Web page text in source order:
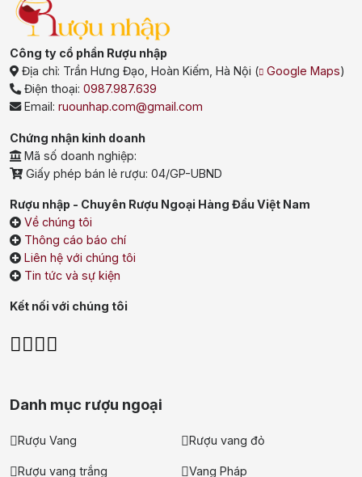
Rượu Vang Ý
Rượu Vang Đỏ
Rượu Vang Trắng
Blended Scotch Whisky
Single Malt Scotch Whisky
Whiskey Mỹ Whisky Nhật
Vodka
Thương hiệu nổi bật
Chivas
Danzka
Công ty cổ phần Rượu nhập
Địa chỉ: Trần Hưng Đạo, Hoàn Kiếm, Hà Nội ( Google Maps)
Điện thoại:0987.987.639
Email:ruounhap.com@gmail.com
Chứng nhận kinh doanh
Mã số doanh nghiệp:
Giấy phép bán lẻ rượu: 04/GP-UBND
Rượu nhập - Chuyên Rượu Ngoại Hàng Đầu Việt Nam
Về chúng tôi
Thông cáo báo chí
Liên hệ với chúng tôi
Tin tức và sự kiện
Kết nối với chúng tôi
Danh mục rượu ngoại
Rượu Vang Rượu vang đỏ
Rượu vang trắng Vang Pháp